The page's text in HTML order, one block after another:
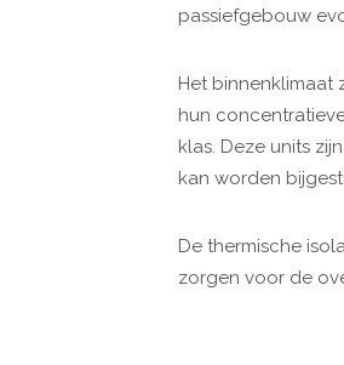
passiefgebouw
Het
hun
klas. Deze units
kan worden
De thermische
zorgen voor de